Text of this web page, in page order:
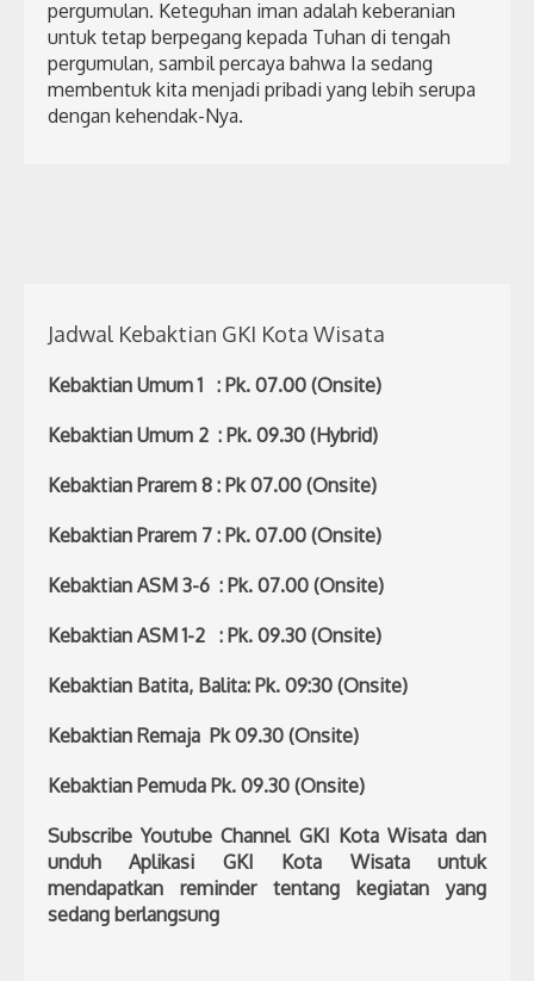
pergumulan. Keteguhan iman adalah keberanian
untuk tetap berpegang kepada Tuhan di tengah
pergumulan, sambil percaya bahwa Ia sedang
membentuk kita menjadi pribadi yang lebih serupa
dengan kehendak-Nya.
Jadwal Kebaktian GKI Kota Wisata
Kebaktian Umum 1 : Pk. 07.00 (Onsite)
Kebaktian Umum 2 : Pk. 09.30 (Hybrid)
Kebaktian Prarem 8 : Pk 07.00 (Onsite)
Kebaktian Prarem 7 : Pk. 07.00 (Onsite)
Kebaktian ASM 3-6 : Pk. 07.00 (Onsite)
Kebaktian ASM 1-2 : Pk. 09.30 (Onsite)
Kebaktian Batita, Balita: Pk. 09:30 (Onsite)
Kebaktian Remaja Pk 09.30 (Onsite)
Kebaktian Pemuda Pk. 09.30 (Onsite)
Subscribe Youtube Channel GKI Kota Wisata dan
unduh Aplikasi GKI Kota Wisata untuk
mendapatkan reminder tentang kegiatan yang
sedang berlangsung